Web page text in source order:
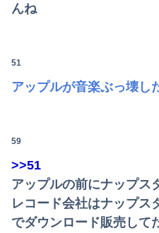
んね
51
アップルが音楽ぶっ壊し
59
>>51
アップルの前にナップス
レコード会社はナップス
でダウンロード販売して